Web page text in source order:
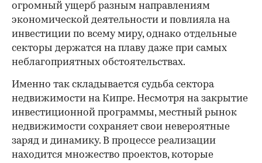
огромный ущерб разным направлениям
экономической деятельности и повлияла на
инвестиции по всему миру, однако отдельные
секторы держатся на плаву даже при самых
неблагоприятных обстоятельствах.
Именно так складывается судьба сектора
недвижимости на Кипре. Несмотря на закрытие
инвестиционной программы, местный рынок
недвижимости сохраняет свои невероятные
заряд и динамику. В процессе реализации
находится множество проектов, которые